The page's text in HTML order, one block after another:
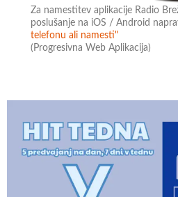
Za namestitev aplikacije Radio
poslušanje na iOS / Android
telefonu ali namesti"
(Progresivna Web Aplikacija)